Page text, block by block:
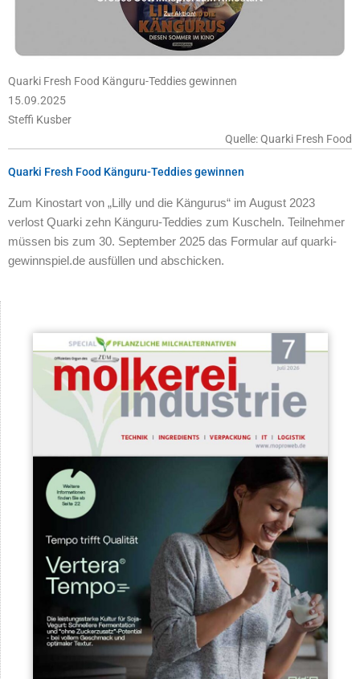
Quarki Fresh Food Känguru-Teddies gewinnen
15.09.2025
Steffi Kusber
Quelle: Quarki Fresh Food
Quarki Fresh Food Känguru-Teddies gewinnen
Zum Kinostart von „Lilly und die Kängurus“ im August 2023
verlost Quarki zehn Känguru-Teddies zum Kuscheln. Teilnehmer
müssen bis zum 30. September 2025 das Formular auf quarki-
gewinnspiel.de ausfüllen und abschicken.